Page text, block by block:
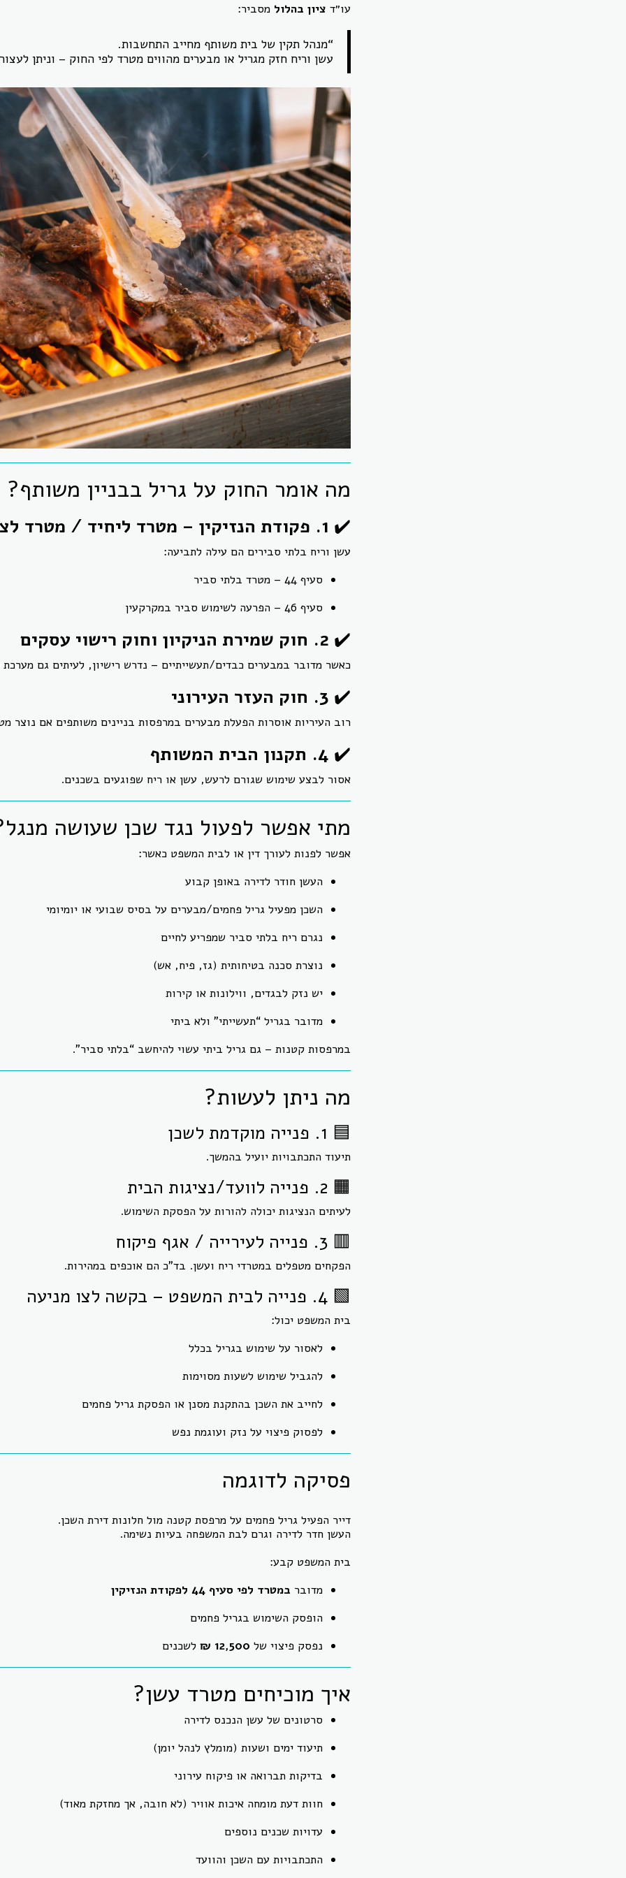
עו״ד ציון בהלול מסביר:
“מנהל תקין של בית משותף מחייב התחשבות.
עשן וריח חזק מגריל או מבערים מהווים מטרד לפי החוק – וניתן
מה אומר החוק על גריל בבניין משותף?
✔️ 1. פקודת הנזיקין – מטרד ליחיד / מטרד לציבור
עשן וריח בלתי סבירים הם עילה לתביעה:
סעיף 44 – מטרד בלתי סביר
סעיף 46 – הפרעה לשימוש סביר במקרקעין
✔️ 2. חוק שמירת הניקיון וחוק רישוי עסקים
כאשר מדובר במבערים כבדים/תעשייתיים – נדרש רישיון, לעיתים גם מערכת
✔️ 3. חוק העזר העירוני
רוב העיריות אוסרות הפעלת מבערים במרפסות בניינים משותפים אם נוצר
✔️ 4. תקנון הבית המשותף
אסור לבצע שימוש שגורם לרעש, עשן או ריח שפוגעים בשכנים.
מתי אפשר לפעול נגד שכן שעושה
אפשר לפנות לעורך דין או לבית המשפט כאשר:
העשן חודר לדירה באופן קבוע
השכן מפעיל גריל פחמים/מבערים על בסיס שבועי או יומיומי
נגרם ריח בלתי סביר שמפריע לחיים
נוצרת סכנה בטיחותית (גז, פיח, אש)
יש נזק לבגדים, ווילונות או קירות
מדובר בגריל “תעשייתי” ולא ביתי
במרפסות קטנות – גם גריל ביתי עשוי להיחשב “בלתי סביר”.
מה ניתן לעשות?
🟦 1. פנייה מוקדמת לשכן
תיעוד התכתבויות יועיל בהמשך.
🟧 2. פנייה לוועד/נציגות הבית
לעיתים הנציגות יכולה להורות על הפסקת השימוש.
🟥 3. פנייה לעירייה / אגף פיקוח
הפקחים מטפלים במטרדי ריח ועשן. בד"כ הם אוכפים במהירות.
🟩 4. פנייה לבית המשפט – בקשה לצו מניעה
בית המשפט יכול:
לאסור על שימוש בגריל בכלל
להגביל שימוש לשעות מסוימות
לחייב את השכן בהתקנת מסנן או הפסקת גריל פחמים
לפסוק פיצוי על נזק ועוגמת נפש
פסיקה לדוגמה
דייר הפעיל גריל פחמים על מרפסת קטנה מול חלונות דירת השכן.
העשן חדר לדירה וגרם לבת המשפחה בעיות נשימה.
בית המשפט קבע:
מדובר במטרד לפי סעיף 44 לפקודת הנזיקין
הופסק השימוש בגריל פחמים
נפסק פיצוי של 12,500 ₪ לשכנים
איך מוכיחים מטרד עשן?
סרטונים של עשן הנכנס לדירה
תיעוד ימים ושעות (מומלץ לנהל יומן)
בדיקות תברואה או פיקוח עירוני
חוות דעת מומחה איכות אוויר (לא חובה, אך מחזקת מאוד)
עדויות שכנים נוספים
התכתבויות עם השכן והוועד